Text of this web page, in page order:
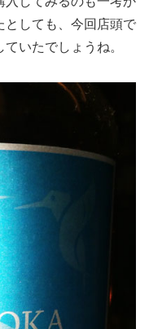
としても、今回店頭で
いたでしょうね。